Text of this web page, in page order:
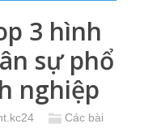
3 hình
sự phổ
nghiệp
Các bài